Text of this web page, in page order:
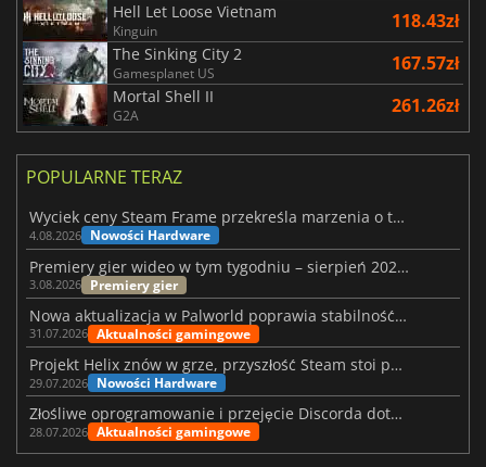
Hell Let Loose Vietnam
Kinguin 118.43zł
The Sinking City 2
Gamesplanet US 167.57zł
Mortal Shell II
G2A 261.26zł
POPULARNE TERAZ
Wyciek ceny Steam Frame przekreśla marzenia o tanim zestawie VR
4.08.2026 Nowości Hardware
Premiery gier wideo w tym tygodniu – sierpień 2026 r. (32. tydzień)
3.08.2026 Premiery gier
Nowa aktualizacja w Palworld poprawia stabilność Sunreach i walk z bossami
31.07.2026 Aktualności gamingowe
Projekt Helix znów w grze, przyszłość Steam stoi pod znakiem zapytania
29.07.2026 Nowości Hardware
Złośliwe oprogramowanie i przejęcie Discorda dotknęły Meccha Chameleon
28.07.2026 Aktualności gamingowe